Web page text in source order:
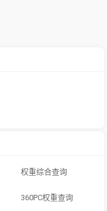
权重综合查询
360PC权重查询